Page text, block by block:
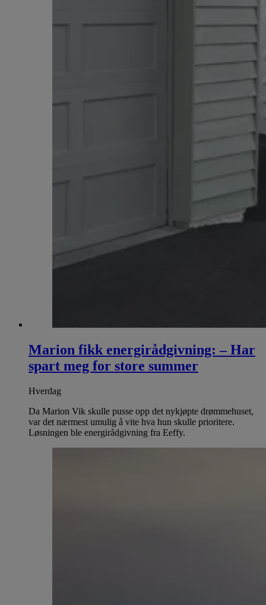
Marion fikk energirådgivning: – Har
spart meg for store summer
Hverdag
Da Marion Vik skulle pusse opp det nykjøpte drømmehuset,
var det nærmest umulig å vite hva hun skulle prioritere.
Løsningen ble energirådgivning fra Eeffy.